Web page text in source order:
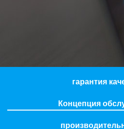
гарантия
Концепция